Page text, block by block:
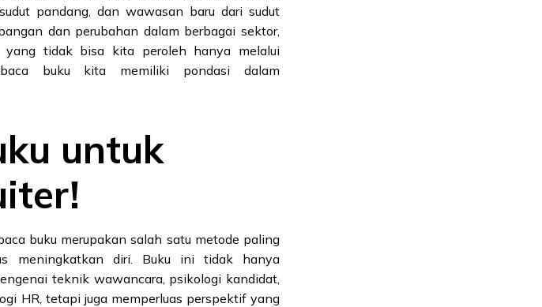
pandang, dan wawasan baru dari sudut
dan perubahan dalam berbagai sektor,
tidak bisa kita peroleh hanya melalui
buku kita memiliki pondasi dalam
untuk
buku merupakan salah satu metode paling
meningkatkan diri. Buku ini tidak hanya
teknik wawancara, psikologi kandidat,
HR, tetapi juga memperluas perspektif yang